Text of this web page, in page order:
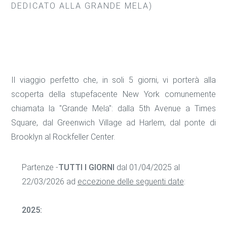
DEDICATO ALLA GRANDE MELA)
Il viaggio perfetto che, in soli 5 giorni, vi porterà alla
scoperta della stupefacente New York comunemente
chiamata la "Grande Mela": dalla 5th Avenue a Times
Square, dal Greenwich Village ad Harlem, dal ponte di
Brooklyn al Rockfeller Center.
Partenze -TUTTI I GIORNI dal 01/04/2025 al
22/03/2026 ad eccezione delle seguenti date:
2025: